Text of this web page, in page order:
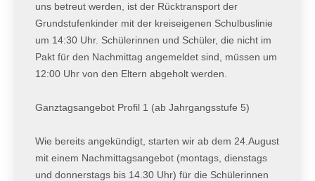
uns betreut werden, ist der Rücktransport der
Grundstufenkinder mit der kreiseigenen Schulbuslinie
um 14:30 Uhr. Schülerinnen und Schüler, die nicht im
Pakt für den Nachmittag angemeldet sind, müssen um
12:00 Uhr von den Eltern abgeholt werden.
Ganztagsangebot Profil 1 (ab Jahrgangsstufe 5)
Wie bereits angekündigt, starten wir ab dem 24.August
mit einem Nachmittagsangebot (montags, dienstags
und donnerstags bis 14.30 Uhr) für die Schülerinnen